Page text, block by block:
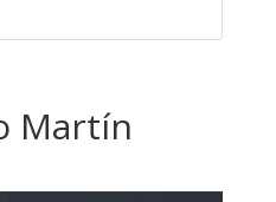
Martín